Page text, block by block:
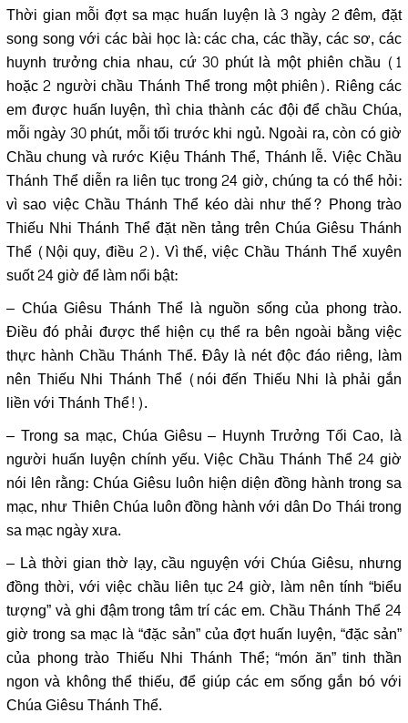
Thời gian mỗi đợt sa mạc huấn luyện là 3 ngày 2 đêm, đặt
song song với các bài học là: các cha, các thầy, các sơ, các
huynh trưởng chia nhau, cứ 30 phút là một phiên chầu (1
hoặc 2 người chầu Thánh Thể trong một phiên). Riêng các
em được huấn luyện, thì chia thành các đội để chầu Chúa,
mỗi ngày 30 phút, mỗi tối trước khi ngủ. Ngoài ra, còn có giờ
Chầu chung và rước Kiệu Thánh Thể, Thánh lễ. Việc Chầu
Thánh Thể diễn ra liên tục trong 24 giờ, chúng ta có thể hỏi:
vì sao việc Chầu Thánh Thể kéo dài như thế? Phong trào
Thiếu Nhi Thánh Thể đặt nền tảng trên Chúa Giêsu Thánh
Thể (Nội quy, điều 2). Vì thế, việc Chầu Thánh Thể xuyên
suốt 24 giờ để làm nổi bật:
– Chúa Giêsu Thánh Thể là nguồn sống của phong trào.
Điều đó phải được thể hiện cụ thể ra bên ngoài bằng việc
thực hành Chầu Thánh Thể. Đây là nét độc đáo riêng, làm
nên Thiếu Nhi Thánh Thể (nói đến Thiếu Nhi là phải gắn
liền với Thánh Thể!).
– Trong sa mạc, Chúa Giêsu – Huynh Trưởng Tối Cao, là
người huấn luyện chính yếu. Việc Chầu Thánh Thể 24 giờ
nói lên rằng: Chúa Giêsu luôn hiện diện đồng hành trong sa
mạc, như Thiên Chúa luôn đồng hành với dân Do Thái trong
sa mạc ngày xưa.
– Là thời gian thờ lạy, cầu nguyện với Chúa Giêsu, nhưng
đồng thời, với việc chầu liên tục 24 giờ, làm nên tính “biểu
tượng” và ghi đậm trong tâm trí các em. Chầu Thánh Thể 24
giờ trong sa mạc là “đặc sản” của đợt huấn luyện, “đặc sản”
của phong trào Thiếu Nhi Thánh Thể; “món ăn” tinh thần
ngon và không thể thiếu, để giúp các em sống gắn bó với
Chúa Giêsu Thánh Thể.